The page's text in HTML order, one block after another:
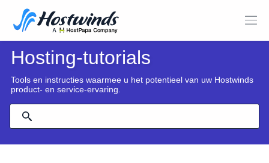
Hosting-tutorials
Tools en instructies waarmee u het potentieel van uw Hostwinds
product- en service-ervaring.